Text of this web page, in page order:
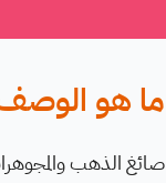
ما هو
صائغ الذهب